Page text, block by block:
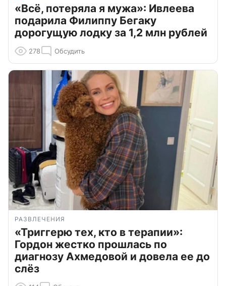
«Всё, потеряла я мужа»: Ивлеева
подарила Филиппу Бегаку
дорогущую лодку за 1,2 млн рублей
278 Обсудить
РАЗВЛЕЧЕНИЯ
«Триггерю тех, кто в терапии»:
Гордон жестко прошлась по
диагнозу Ахмедовой и довела ее до
слёз